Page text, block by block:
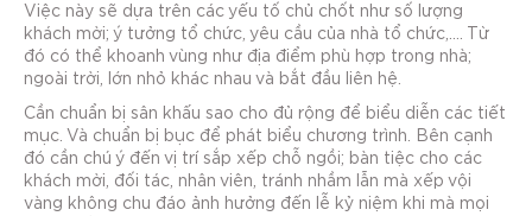
Việc này sẽ dựa trên các yếu tố chủ chốt như số lượng
khách mời; ý tưởng tổ chức, yêu cầu của nhà tổ chức,…. Từ
đó có thể khoanh vùng như địa điểm phù hợp trong nhà;
ngoài trời, lớn nhỏ khác nhau và bắt đầu liên hệ.
Cần chuẩn bị sân khấu sao cho đủ rộng để biểu diễn các tiết
mục. Và chuẩn bị bục để phát biểu chương trình. Bên cạnh
đó cần chú ý đến vị trí sắp xếp chỗ ngồi; bàn tiệc cho các
khách mời, đối tác, nhân viên, tránh nhầm lẫn mà xếp vội
vàng không chu đáo ảnh hưởng đến lễ kỷ niệm khi mà mọi